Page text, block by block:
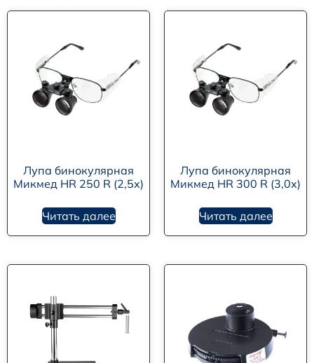
Лупа бинокулярная
Микмед HR 250 R (2,5х)
Читать далее
Лупа бинокулярная
Микмед HR 300 R (3,0х)
Читать далее